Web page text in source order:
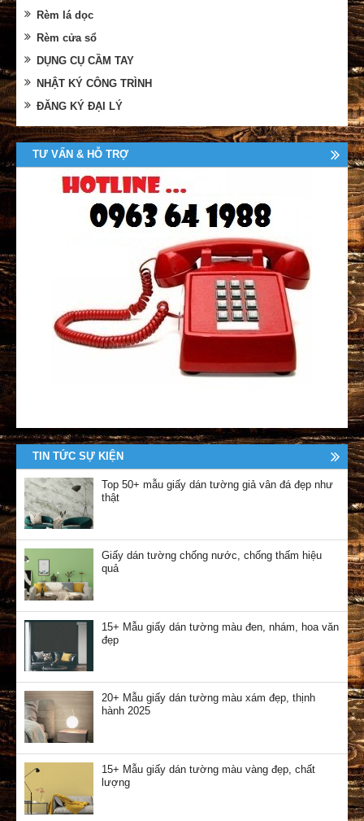
Rèm lá dọc
Rèm cửa sổ
DỤNG CỤ CẦM TAY
NHẬT KÝ CÔNG TRÌNH
ĐĂNG KÝ ĐẠI LÝ
TƯ VẤN & HỖ TRỢ
TIN TỨC SỰ KIỆN
Top 50+ mẫu giấy dán tường giả vân đá đẹp như
thật
Giấy dán tường chống nước, chống thấm hiệu
quả
15+ Mẫu giấy dán tường màu đen, nhám, hoa văn
đẹp
20+ Mẫu giấy dán tường màu xám đẹp, thịnh
hành 2025
15+ Mẫu giấy dán tường màu vàng đẹp, chất
lượng